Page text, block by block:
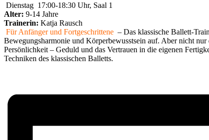
Dienstag 17:00-18:30 Uhr, Saal 1
Alter: 9-14 Jahre
Trainerin: Katja Rausch
Für Anfänger und Fortgeschrittene – Das klassische Ballett-
Bewegungsharmonie und Körperbewusstsein auf. Aber nicht
Persönlichkeit – Geduld und das Vertrauen in die eigenen
Techniken des klassischen Balletts.